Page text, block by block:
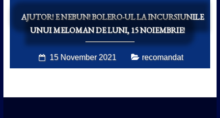
AJUTOR! E NEBUN! BOLERO-UL LA INCURSIUNILE
UNUI MELOMAN DE LUNI, 15 NOIEMBRIE!
15 November 2021 recomandat